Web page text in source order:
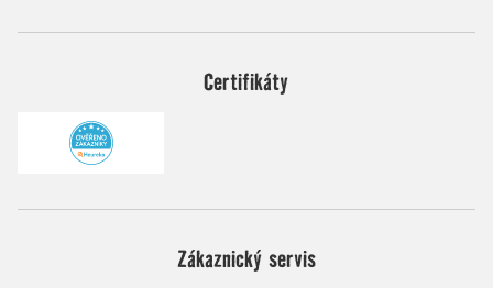
Certifikáty
Zákaznický servis